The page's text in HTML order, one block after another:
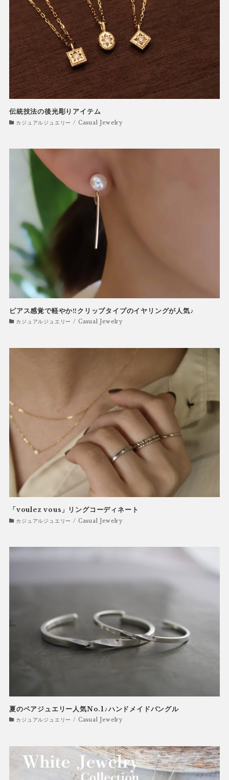
伝統技法の後光彫りアイテム
カジュアルジュエリー / Casual Jewelry
ピアス感覚で軽やか‼クリップタイプのイヤリングが人気♪
カジュアルジュエリー / Casual Jewelry
「voulez vous」リングコーディネート
カジュアルジュエリー / Casual Jewelry
夏のペアジュエリー人気No.1♪ハンドメイドバングル
カジュアルジュエリー / Casual Jewelry